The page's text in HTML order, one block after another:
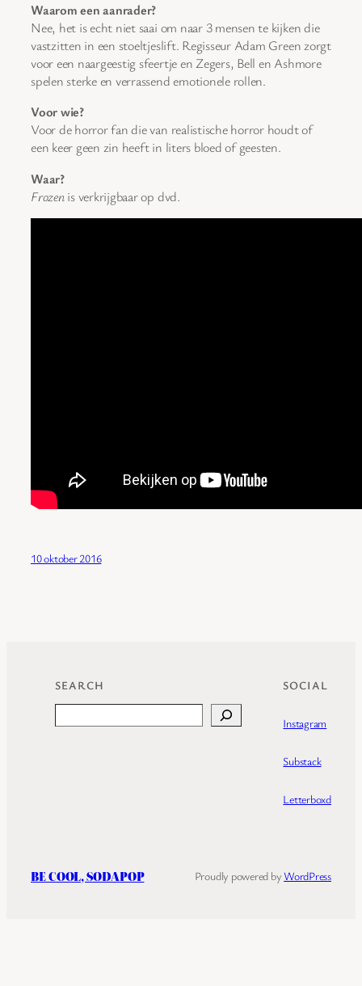
Waarom een aanrader?
Nee, het is echt niet saai om naar 3 mensen te kijken die
vastzitten in een stoeltjeslift. Regisseur Adam Green zorgt
voor een naargeestig sfeertje en Zegers, Bell en Ashmore
spelen sterke en verrassend emotionele rollen.
Voor wie?
Voor de horror fan die van realistische horror houdt of
een keer geen zin heeft in liters bloed of geesten.
Waar?
Frozenis verkrijgbaar op dvd.
10 oktober 2016
SEARCH SOCIAL
Instagram
Substack
Letterboxd
BE COOL, SODAPOP Proudly powered byWordPress